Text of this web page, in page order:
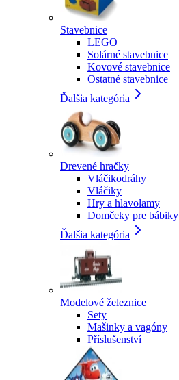
Stavebnice
LEGO
Solárné stavebnice
Kovové stavebnice
Ostatné stavebnice
Ďalšia kategória
Drevené hračky
Vláčikodráhy
Vláčiky
Hry a hlavolamy
Domčeky pre bábiky
Ďalšia kategória
Modelové železnice
Sety
Mašinky a vagóny
Příslušenství